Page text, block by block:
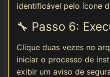
identificável pelo ícone
🔧 Passo 6:
Clique duas vezes no
iniciar o processo de
exibir um aviso de